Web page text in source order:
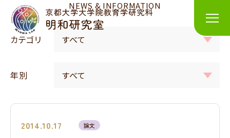
NEWS & INFORMATION
カテゴリ
年別
2014.10.17 論文